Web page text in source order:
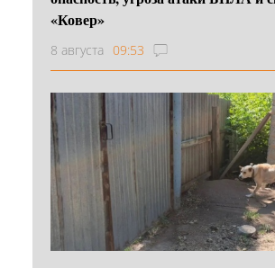
«Ковер»
8 августа 09:53